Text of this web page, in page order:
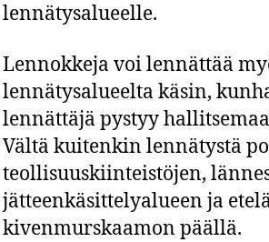
lennätysalueelle.
Lennokkeja voi lennättää
lennätysalueelta käsin,
lennättäjä pystyy
Vältä kuitenkin lennätystä
teollisuuskiinteistöjen,
jätteenkäsittelyalueen ja
kivenmurskaamon päällä.